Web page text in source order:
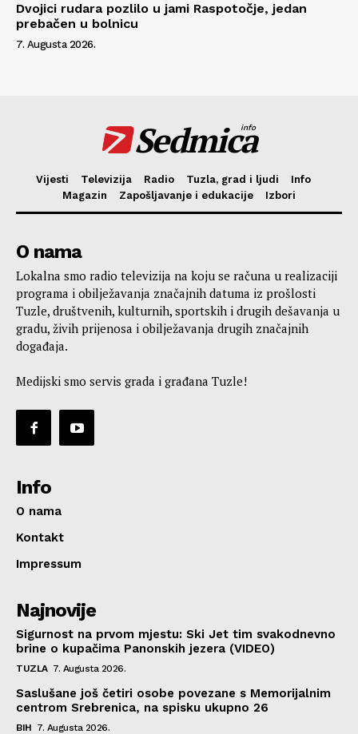
Dvojici rudara pozlilo u jami Raspotočje, jedan
prebačen u bolnicu
7. Augusta 2026.
Sedmica
info
Vijesti Televizija Radio Tuzla, grad i ljudi
Info
Magazin
Zapošljavanje i edukacije Izbori
O nama
Lokalna smo radio televizija na koju se računa u realizaciji
programa i obilježavanja značajnih datuma iz prošlosti
Tuzle, društvenih, kulturnih, sportskih i drugih dešavanja u
gradu, živih prijenosa i obilježavanja drugih značajnih
događaja.
Medijski smo servis grada i građana Tuzle!
Info
O nama
Kontakt
Impressum
Najnovije
Sigurnost na prvom mjestu: Ski Jet tim svakodnevno
brine o kupačima Panonskih jezera (VIDEO)
TUZLA 7. Augusta 2026.
Saslušane još četiri osobe povezane s Memorijalnim
centrom Srebrenica, na spisku ukupno 26
BIH 7. Augusta 2026.